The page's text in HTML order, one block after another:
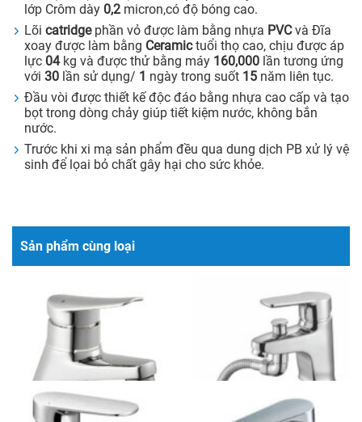
lớp Crôm dày 0,2 micron,có độ bóng cao.
Lõi catridgephần vỏ được làm bằng nhựa PVCvà Đĩa
xoay được làm bằng Ceramictuổi thọ cao, chịu được áp
lực 04kg và được thử bằng máy 160,000 lần tương ứng
với 30 lần sử dụng/ 1 ngày trong suốt 15 năm liên tục.
Đầu vòi được thiết kế độc đáo bằng nhựa cao cấp và tạo
bọt trong dòng chảy giúp tiết kiệm nước, không bắn
nước.
Trước khi xi mạ sản phẩm đều qua dung dịch PB xử lý vệ
sinh để lọai bỏ chất gây hại cho sức khỏe.
Sản phẩm cùng loại